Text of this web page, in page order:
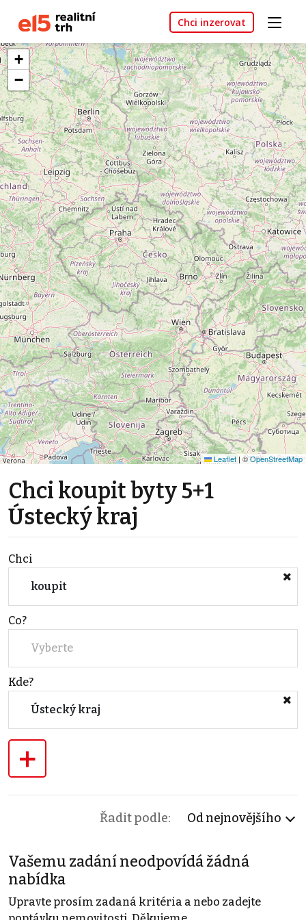
Chci inzerovat
+
−
Leaflet | ©OpenStreetMap
Chci koupit byty 5+1
Ústecký kraj
Chci
koupit
Co?
Vyberte
Kde?
Ústecký kraj
+
Řadit podle: Od nejnovějšího
Vašemu zadání neodpovídá žádná
nabídka
Upravte prosím zadaná kritéria a nebo zadejte